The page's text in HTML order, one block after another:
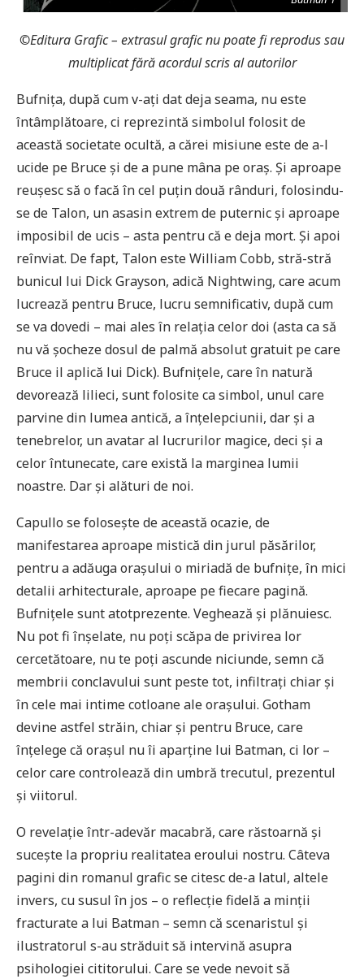
©Editura Grafic – extrasul grafic nu poate fi reprodus sau
multiplicat fără acordul scris al autorilor
Bufnița, după cum v-ați dat deja seama, nu este
întâmplătoare, ci reprezintă simbolul folosit de
această societate ocultă, a cărei misiune este de a-l
ucide pe Bruce și de a pune mâna pe oraș. Și aproape
reușesc să o facă în cel puțin două rânduri, folosindu-
se de Talon, un asasin extrem de puternic și aproape
imposibil de ucis – asta pentru că e deja mort. Și apoi
reînviat. De fapt, Talon este William Cobb, stră-stră
bunicul lui Dick Grayson, adică Nightwing, care acum
lucrează pentru Bruce, lucru semnificativ, după cum
se va dovedi – mai ales în relația celor doi (asta ca să
nu vă șocheze dosul de palmă absolut gratuit pe care
Bruce il aplică lui Dick). Bufnițele, care în natură
devorează lilieci, sunt folosite ca simbol, unul care
parvine din lumea antică, a înțelepciunii, dar și a
tenebrelor, un avatar al lucrurilor magice, deci și a
celor întunecate, care există la marginea lumii
noastre. Dar și alături de noi.
Capullo se folosește de această ocazie, de
manifestarea aproape mistică din jurul păsărilor,
pentru a adăuga orașului o miriadă de bufnițe, în mici
detalii arhitecturale, aproape pe fiecare pagină.
Bufnițele sunt atotprezente. Veghează și plănuiesc.
Nu pot fi înșelate, nu poți scăpa de privirea lor
cercetătoare, nu te poți ascunde niciunde, semn că
membrii conclavului sunt peste tot, infiltrați chiar și
în cele mai intime cotloane ale orașului. Gotham
devine astfel străin, chiar și pentru Bruce, care
înțelege că orașul nu îi aparține lui Batman, ci lor –
celor care controlează din umbră trecutul, prezentul
și viitorul.
O revelație într-adevăr macabră, care răstoarnă și
sucește la propriu realitatea eroului nostru. Câteva
pagini din romanul grafic se citesc de-a latul, altele
invers, cu susul în jos – o reflecție fidelă a minții
fracturate a lui Batman – semn că scenaristul și
ilustratorul s-au străduit să intervină asupra
psihologiei cititorului. Care se vede nevoit să